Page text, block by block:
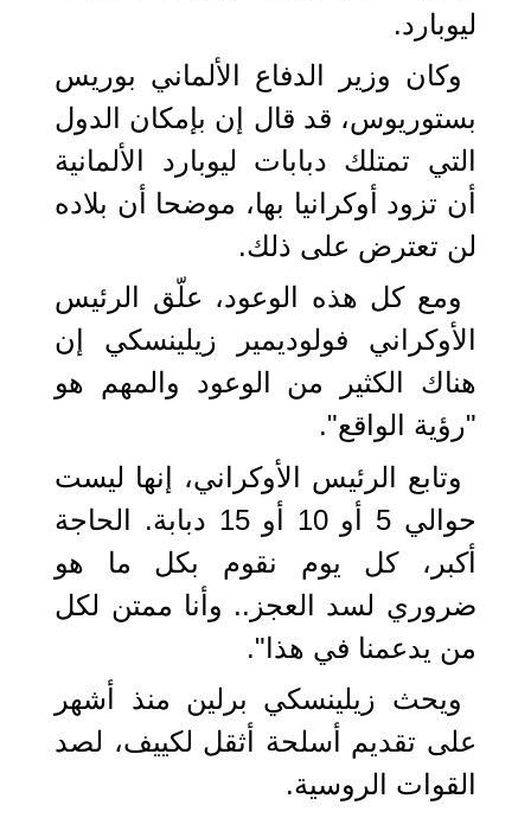
ليوبارد.
وكان وزير الدفاع الألماني بوريس
بستوريوس، قد قال إن بإمكان الدول
التي تمتلك دبابات ليوبارد الألمانية
أن تزود أوكرانيا بها، موضحا أن بلاده
لن تعترض على ذلك.
ومع كل هذه الوعود، علّق الرئيس
الأوكراني فولوديمير زيلينسكي إن
هناك الكثير من الوعود والمهم هو
"رؤية الواقع".
وتابع الرئيس الأوكراني، إنها ليست
حوالي 5 أو 10 أو 15 دبابة. الحاجة
أكبر، كل يوم نقوم بكل ما هو
ضروري لسد العجز.. وأنا ممتن لكل
من يدعمنا في هذا".
ويحث زيلينسكي برلين منذ أشهر
على تقديم أسلحة أثقل لكييف، لصد
القوات الروسية.